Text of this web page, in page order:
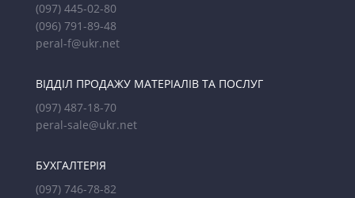
(097) 445-02-80
(096) 791-89-48
peral-f@ukr.net
ВІДДІЛ ПРОДАЖУ МАТЕРІАЛІВ ТА ПОСЛУГ
(097) 487-18-70
peral-sale@ukr.net
БУХГАЛТЕРІЯ
(097) 746-78-82